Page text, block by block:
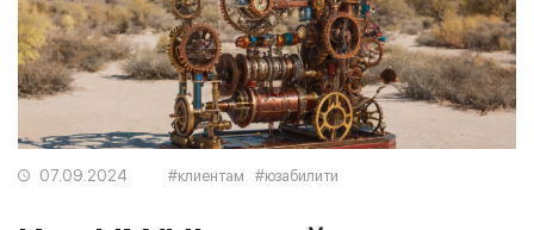
07.09.2024 #клиентам #юзабилити